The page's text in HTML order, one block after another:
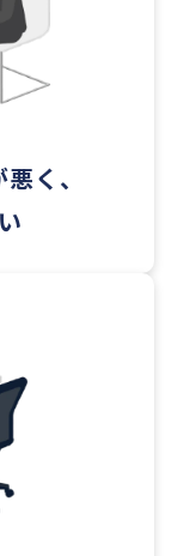
く、